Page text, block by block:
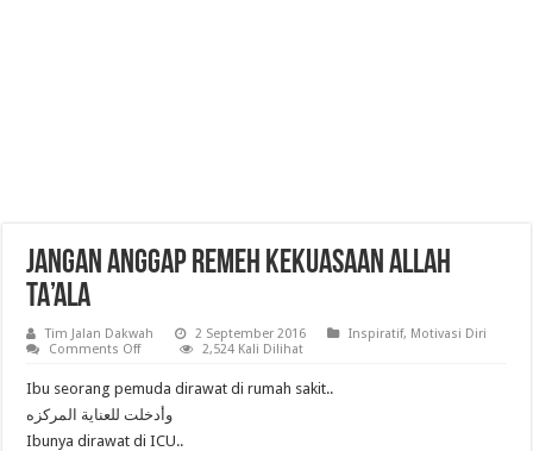
JANGAN ANGGAP REMEH KEKUASAAN ALLAH
TA’ALA
Tim Jalan Dakwah 2 September 2016 Inspiratif, Motivasi Diri
Comments Offon
ANGGAP
REMEH
KEKUASAAN
ALLAH
TA’ALA
2,524 Kali Dilihat
Ibu seorang pemuda dirawat di rumah sakit..
وأدخلت للعناية المركزه
Ibunya dirawat di ICU..